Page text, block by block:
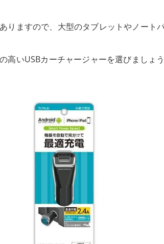
りますので、大型のタブレットやノート
いUSBカーチャージャーを選びましょう